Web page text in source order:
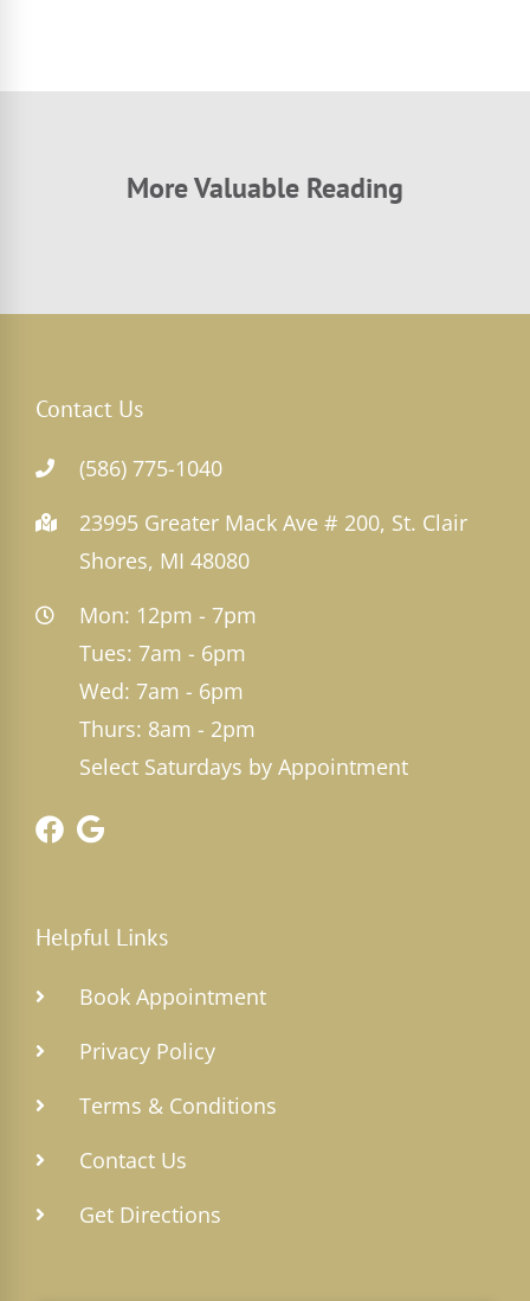
More Valuable Reading
Contact Us
(586) 775-1040
23995 Greater Mack Ave # 200, St. Clair
Shores, MI 48080
Mon: 12pm - 7pm
Tues: 7am - 6pm
Wed: 7am - 6pm
Thurs: 8am - 2pm
Select Saturdays by Appointment
Helpful Links
Book Appointment
Privacy Policy
Terms & Conditions
Contact Us
Get Directions